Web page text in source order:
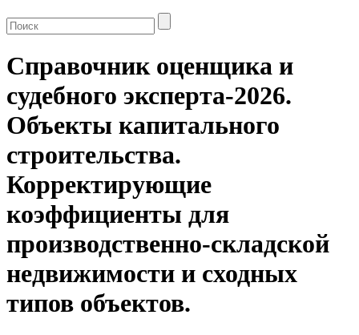
Справочник оценщика и
судебного эксперта-2026.
Объекты капитального
строительства.
Корректирующие
коэффициенты для
производственно-складской
недвижимости и сходных
типов объектов.